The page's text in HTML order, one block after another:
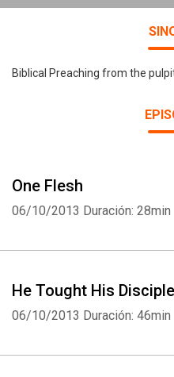
Biblical Preaching from the
One Flesh
06/10/2013 Duración: 28min
He Tought His
06/10/2013 Duración: 46min